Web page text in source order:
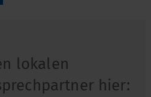
lokalen
hier: